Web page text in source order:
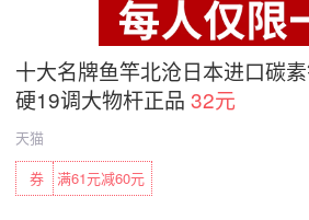
十大名牌鱼竿北沧日本进口碳
硬19调大物杆正品 32元
天猫
满61元减60元
券